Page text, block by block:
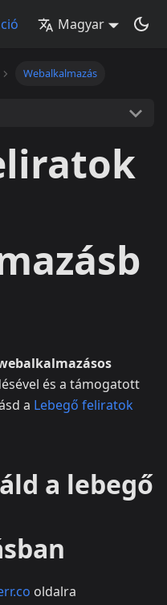
Magyar
Webalkalmazás
és a támogatott
a Lebegő feliratok
a lebegő
oldalra